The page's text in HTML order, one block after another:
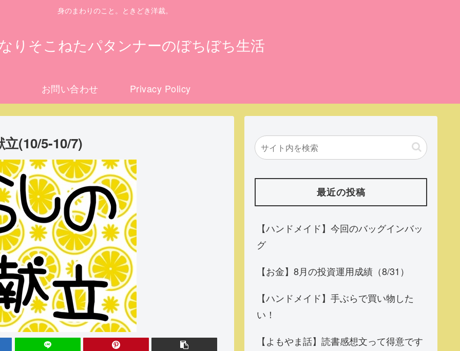
身のまわりのこと。ときどき洋裁。
りそこねたパタンナーのぼちぼち生活
お問い合わせ Privacy Policy
(10/5-10/7)
最近の投稿
【ハンドメイド】今回のバッグインバッ
グ
【お金】8月の投資運用成績（8/31）
【ハンドメイド】手ぶらで買い物した
い！
【よもやま話】読書感想文って得意です